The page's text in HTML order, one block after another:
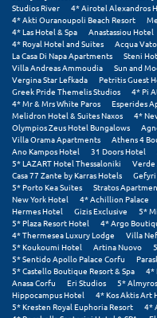
Ορεινή Ναυπακτία
Π
Πάλαιρος
Παξοί
Παραλία Κατερίνης
Παραλία Λιτοχώρου
Παράλιο Άστρος
Πάργα
Παρνασσός
Πάρος
Studios River
4* Airotel Alexandros
4* Akti Ouranoupoli Beach Resort
4* Las Hotel & Spa
Anastassiou Hotel
4* Royal Hotel and Suites
Acqua
La Casa Di Napa Apartments
Steni
Villa Andreas Ammoudia
Sun and
Vergina Star Lefkada
Petritis Guest
Greek Pride Themelis Studios
4* Pi
4* Mr & Mrs White Paros
Esperides
Melidron Hotel & Suites Naxos
4*
Olympios Zeus Hotel Bungalows
Villa Orama Apartments
Athens 4
Ano Kampos Hotel
31 Doors Hotel
5* LAZART Hotel Thessaloniki
Verde
Casa 77 Zante by Karras Hotels
5* Porto Kea Suites
Stratos
New York Hotel
4* Achillion Palace
Hermes Hotel
Gizis Exclusive
5*
5* Plaza Resort Hotel
4* Argo
4* Thermesea Luxury Lodge
Villa
5* Koukoumi Hotel
Artina Nuovo
5* Sentido Apollo Palace Corfu
5* Castello Boutique Resort & Spa
4*
Anasa Corfu
Eri Studios 5*
Hippocampus Hotel
4* Kos Aktis Art
5* Kresten Royal Euphoria Resort
4*